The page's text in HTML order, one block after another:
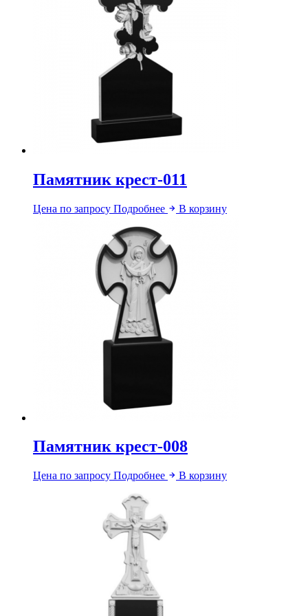
Памятник крест-011
Цена по запросу Подробнее В корзину
Памятник крест-008
Цена по запросу Подробнее В корзину